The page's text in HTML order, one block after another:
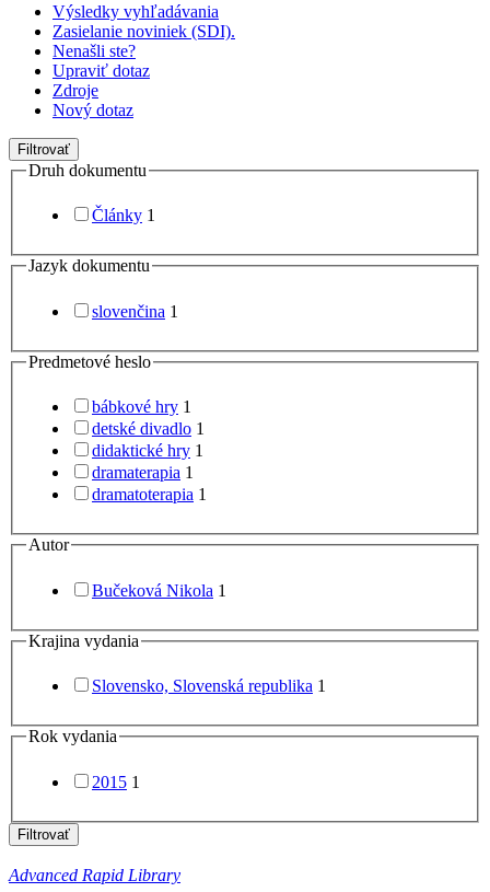
Výsledky vyhľadávania
Zasielanie noviniek (SDI).
Nenašli ste?
Upraviť dotaz
Zdroje
Nový dotaz
Filtrovať
Druh dokumentu
Články 1
Jazyk dokumentu
slovenčina 1
Predmetové heslo
bábkové hry 1
detské divadlo 1
didaktické hry 1
dramaterapia 1
dramatoterapia 1
Autor
Bučeková Nikola 1
Krajina vydania
Slovensko, Slovenská republika 1
Rok vydania
2015 1
Filtrovať
Advanced Rapid Library